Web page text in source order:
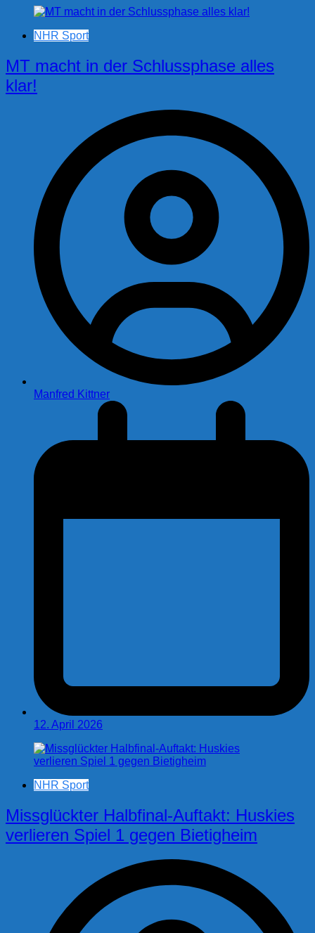
NHR Sport
MT macht in der Schlussphase alles
klar!
Manfred Kittner
12. April 2026
NHR Sport
Missglückter Halbfinal-Auftakt: Huskies
verlieren Spiel 1 gegen Bietigheim